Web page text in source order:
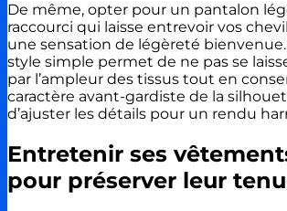
De même, opter pour un pantalon
raccourci qui laisse entrevoir vos
une sensation de légèreté
style simple permet de ne pas se
par l’ampleur des tissus tout en
caractère avant-gardiste de la
d’ajuster les détails pour un rendu
Entretenir ses
pour préserver leur